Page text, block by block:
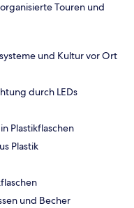
Touren und
und Kultur vor Ort
durch LEDs
Plastikflaschen
Plastik
und Becher